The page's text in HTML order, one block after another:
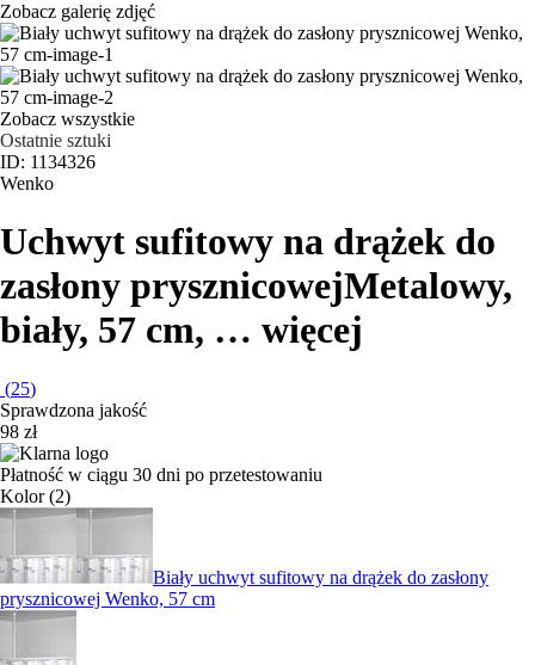
Zobacz galerię zdjęć
Zobacz wszystkie
Ostatnie sztuki
ID: 1134326
Wenko
Uchwyt sufitowy na drążek do
zasłony prysznicowejMetalowy,
biały, 57 cm, … więcej
(25)
Sprawdzona jakość
98 zł
Płatność w ciągu 30 dni po przetestowaniu
Kolor (2)
Biały uchwyt sufitowy na drążek do zasłony
prysznicowej Wenko, 57 cm